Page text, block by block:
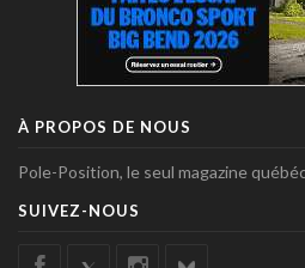
À PROPOS DE NOUS
Pole-Position, le seul magazine
SUIVEZ-NOUS